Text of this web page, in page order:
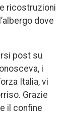
ricostruzioni
dove
post su
i
Italia, vi
Grazie
il confine